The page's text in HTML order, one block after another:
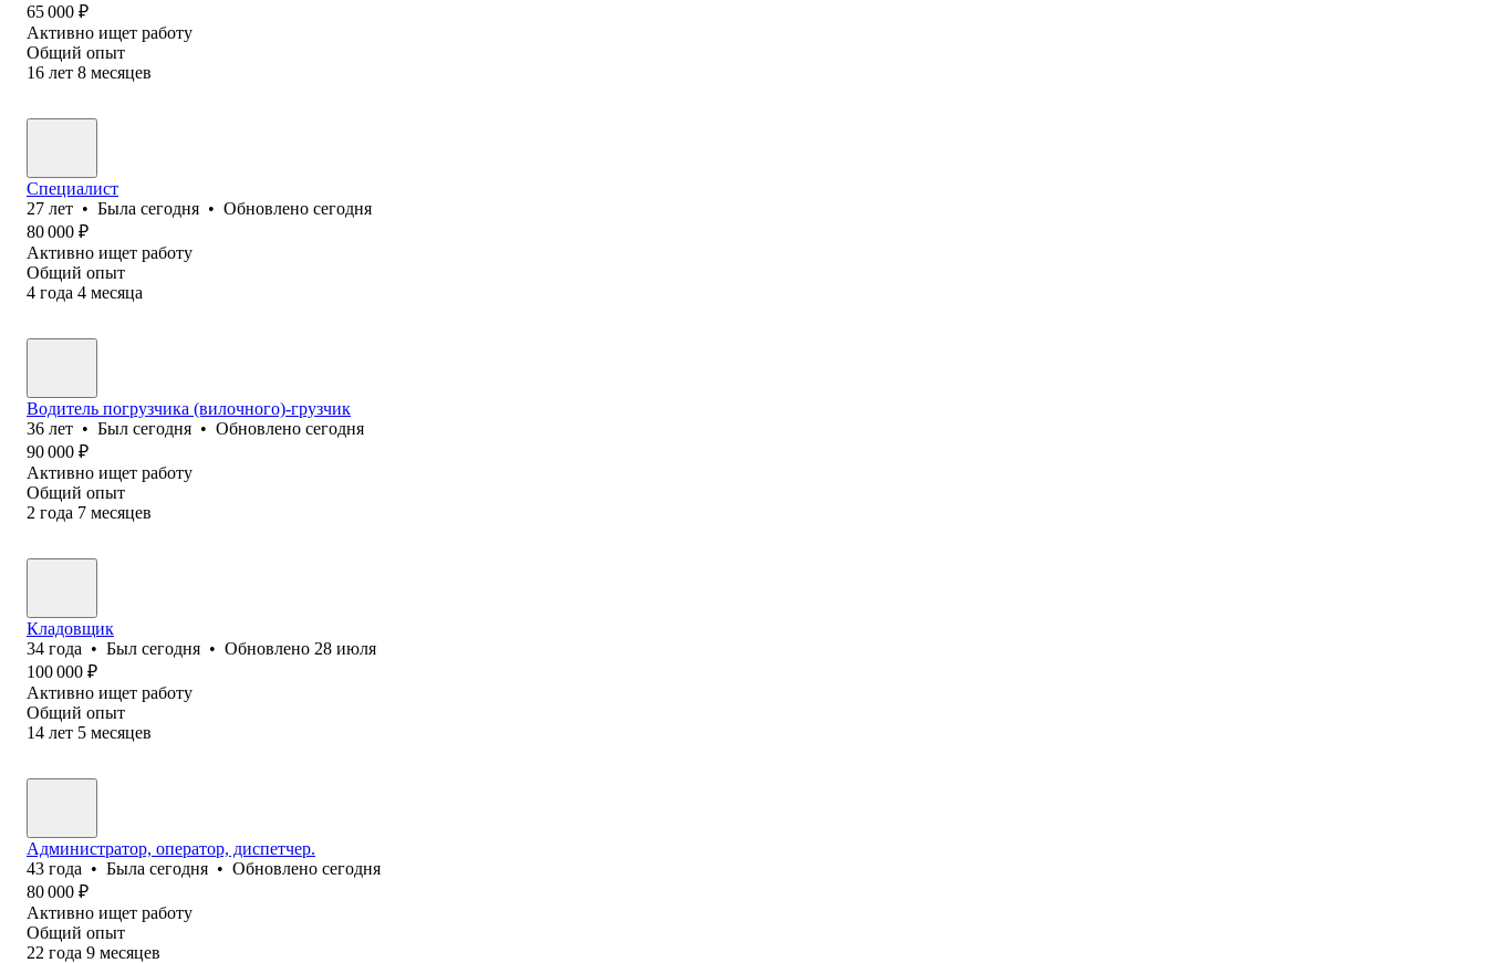
65 000 ₽
Активно ищет работу
Общий опыт
16 лет 8 месяцев
Специалист
27 лет • Была сегодня • Обновлено сегодня
80 000 ₽
Активно ищет работу
Общий опыт
4 года 4 месяца
Водитель погрузчика (вилочного)-грузчик
36 лет • Был сегодня • Обновлено сегодня
90 000 ₽
Активно ищет работу
Общий опыт
2 года 7 месяцев
Кладовщик
34 года • Был сегодня • Обновлено 28 июля
100 000 ₽
Активно ищет работу
Общий опыт
14 лет 5 месяцев
Администратор, оператор, диспетчер.
43 года • Была сегодня • Обновлено сегодня
80 000 ₽
Активно ищет работу
Общий опыт
22 года 9 месяцев